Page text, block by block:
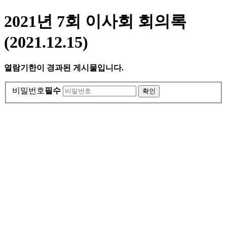
2021년 7회 이사회 회의록
(2021.12.15)
열람기한이 경과된 게시물입니다.
비밀번호필수